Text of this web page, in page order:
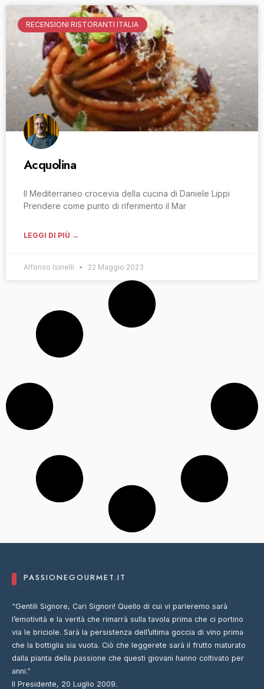
RECENSIONI RISTORANTI ITALIA
Acquolina
Il Mediterraneo crocevia della cucina di Daniele Lippi
Prendere come punto di riferimento il Mar
LEGGI DI PIÙ →
Alfonso Isinelli 22 Maggio 2023
PASSIONEGOURMET.IT
“Gentili Signore, Cari Signori! Quello di cui vi parleremo sarà
l’emotività e la verità che rimarrà sulla tavola prima che ci portino
via le briciole. Sarà la persistenza dell’ultima goccia di vino prima
che la bottiglia sia vuota. Ciò che leggerete sarà il frutto maturato
dalla pianta della passione che questi giovani hanno coltivato per
anni.”
Il Presidente, 20 Luglio 2009.